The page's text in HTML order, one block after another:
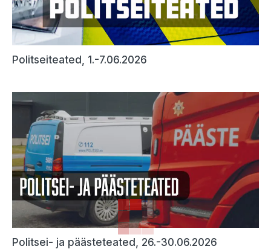
Politseiteated, 1.-7.06.2026
Politsei- ja päästeteated, 26.-30.06.2026